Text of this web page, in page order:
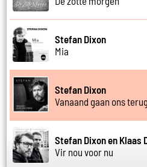
Stefan Dixon
Mia
Stefan Dixon
Vanaand gaan ons terug
Stefan Dixon en Klaas
Vir nou voor nu